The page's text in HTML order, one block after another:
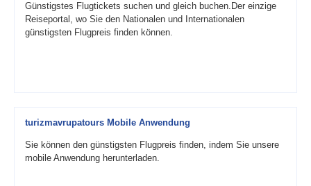
Günstigstes Flugtickets suchen und gleich buchen.Der einzige
Reiseportal, wo Sie den Nationalen und Internationalen
günstigsten Flugpreis finden können.
turizmavrupatours Mobile Anwendung
Sie können den günstigsten Flugpreis finden, indem Sie unsere
mobile Anwendung herunterladen.